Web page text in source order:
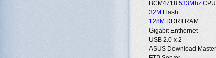
BCM4718 533MhzCPU
32M Flash
128M DDRII RAM
Gigabit Enthernet
USB 2.0 x 2
ASUS Download